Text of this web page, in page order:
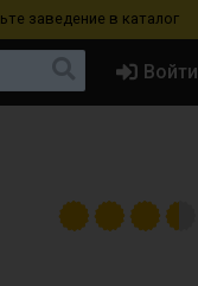
заведение в каталог
Войти